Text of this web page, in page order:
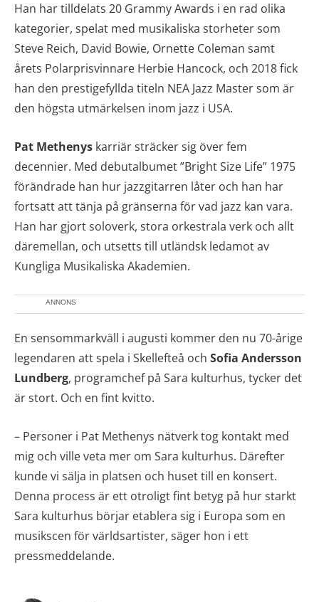
Han har tilldelats 20 Grammy Awards i en rad olika
kategorier, spelat med musikaliska storheter som
Steve Reich, David Bowie, Ornette Coleman samt
årets Polarprisvinnare Herbie Hancock, och 2018 fick
han den prestigefyllda titeln NEA Jazz Master som är
den högsta utmärkelsen inom jazz i USA.
Pat Methenys karriär sträcker sig över fem
decennier. Med debutalbumet ”Bright Size Life” 1975
förändrade han hur jazzgitarren låter och han har
fortsatt att tänja på gränserna för vad jazz kan vara.
Han har gjort soloverk, stora orkestrala verk och allt
däremellan, och utsetts till utländsk ledamot av
Kungliga Musikaliska Akademien.
ANNONS
En sensommarkväll i augusti kommer den nu 70-årige
legendaren att spela i Skellefteå och Sofia Andersson
Lundberg, programchef på Sara kulturhus, tycker det
är stort. Och en fint kvitto.
– Personer i Pat Methenys nätverk tog kontakt med
mig och ville veta mer om Sara kulturhus. Därefter
kunde vi sälja in platsen och huset till en konsert.
Denna process är ett otroligt fint betyg på hur starkt
Sara kulturhus börjar etablera sig i Europa som en
musikscen för världsartister, säger hon i ett
pressmeddelande.